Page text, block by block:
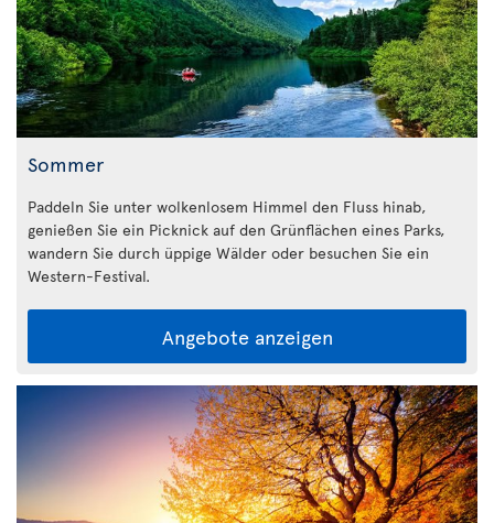
Sommer
Paddeln Sie unter wolkenlosem Himmel den Fluss hinab,
genießen Sie ein Picknick auf den Grünflächen eines Parks,
wandern Sie durch üppige Wälder oder besuchen Sie ein
Western-Festival.
Angebote anzeigen